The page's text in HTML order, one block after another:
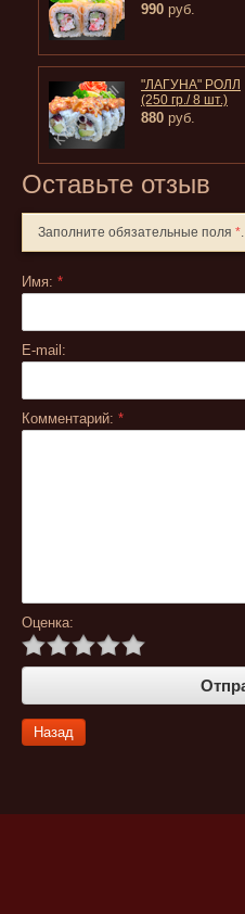
990 руб.
"ЛАГУНА" РОЛЛ
(250 гр./ 8 шт.)
880 руб.
Оставьте отзыв
Заполните обязательные поля *.
Имя: *
E-mail:
Комментарий: *
Оценка:
Назад